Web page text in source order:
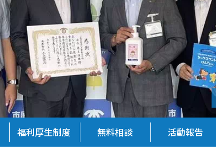
福利厚生制度 無料相談 活動報告